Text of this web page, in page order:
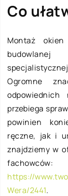
Co
Montaż
Ogromne
przebiega
powinien
ręczne, jak i
znajdziemy w
fachowców:
https://
Wera/2441.